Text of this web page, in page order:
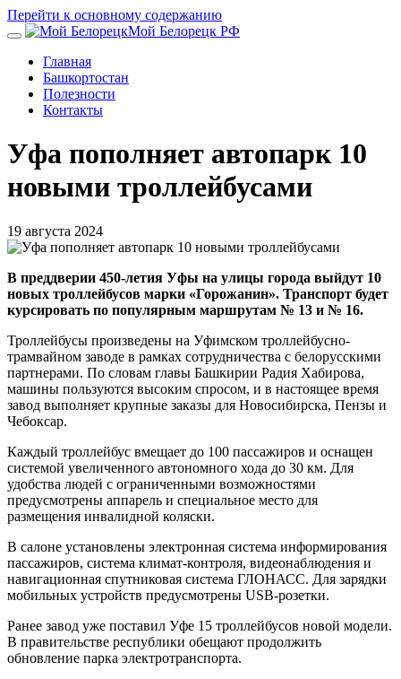
Перейти к основному содержанию
Мой Белорецк РФ
Главная
Башкортостан
Полезности
Контакты
Уфа пополняет автопарк 10
новыми троллейбусами
19 августа 2024
В преддверии 450-летия Уфы на улицы города выйдут 10
новых троллейбусов марки «Горожанин». Транспорт будет
курсировать по популярным маршрутам № 13 и № 16.
Троллейбусы произведены на Уфимском троллейбусно-
трамвайном заводе в рамках сотрудничества с белорусскими
партнерами. По словам главы Башкирии Радия Хабирова,
машины пользуются высоким спросом, и в настоящее время
завод выполняет крупные заказы для Новосибирска, Пензы и
Чебоксар.
Каждый троллейбус вмещает до 100 пассажиров и оснащен
системой увеличенного автономного хода до 30 км. Для
удобства людей с ограниченными возможностями
предусмотрены аппарель и специальное место для
размещения инвалидной коляски.
В салоне установлены электронная система информирования
пассажиров, система климат-контроля, видеонаблюдения и
навигационная спутниковая система ГЛОНАСС. Для зарядки
мобильных устройств предусмотрены USB-розетки.
Ранее завод уже поставил Уфе 15 троллейбусов новой модели.
В правительстве республики обещают продолжить
обновление парка электротранспорта.